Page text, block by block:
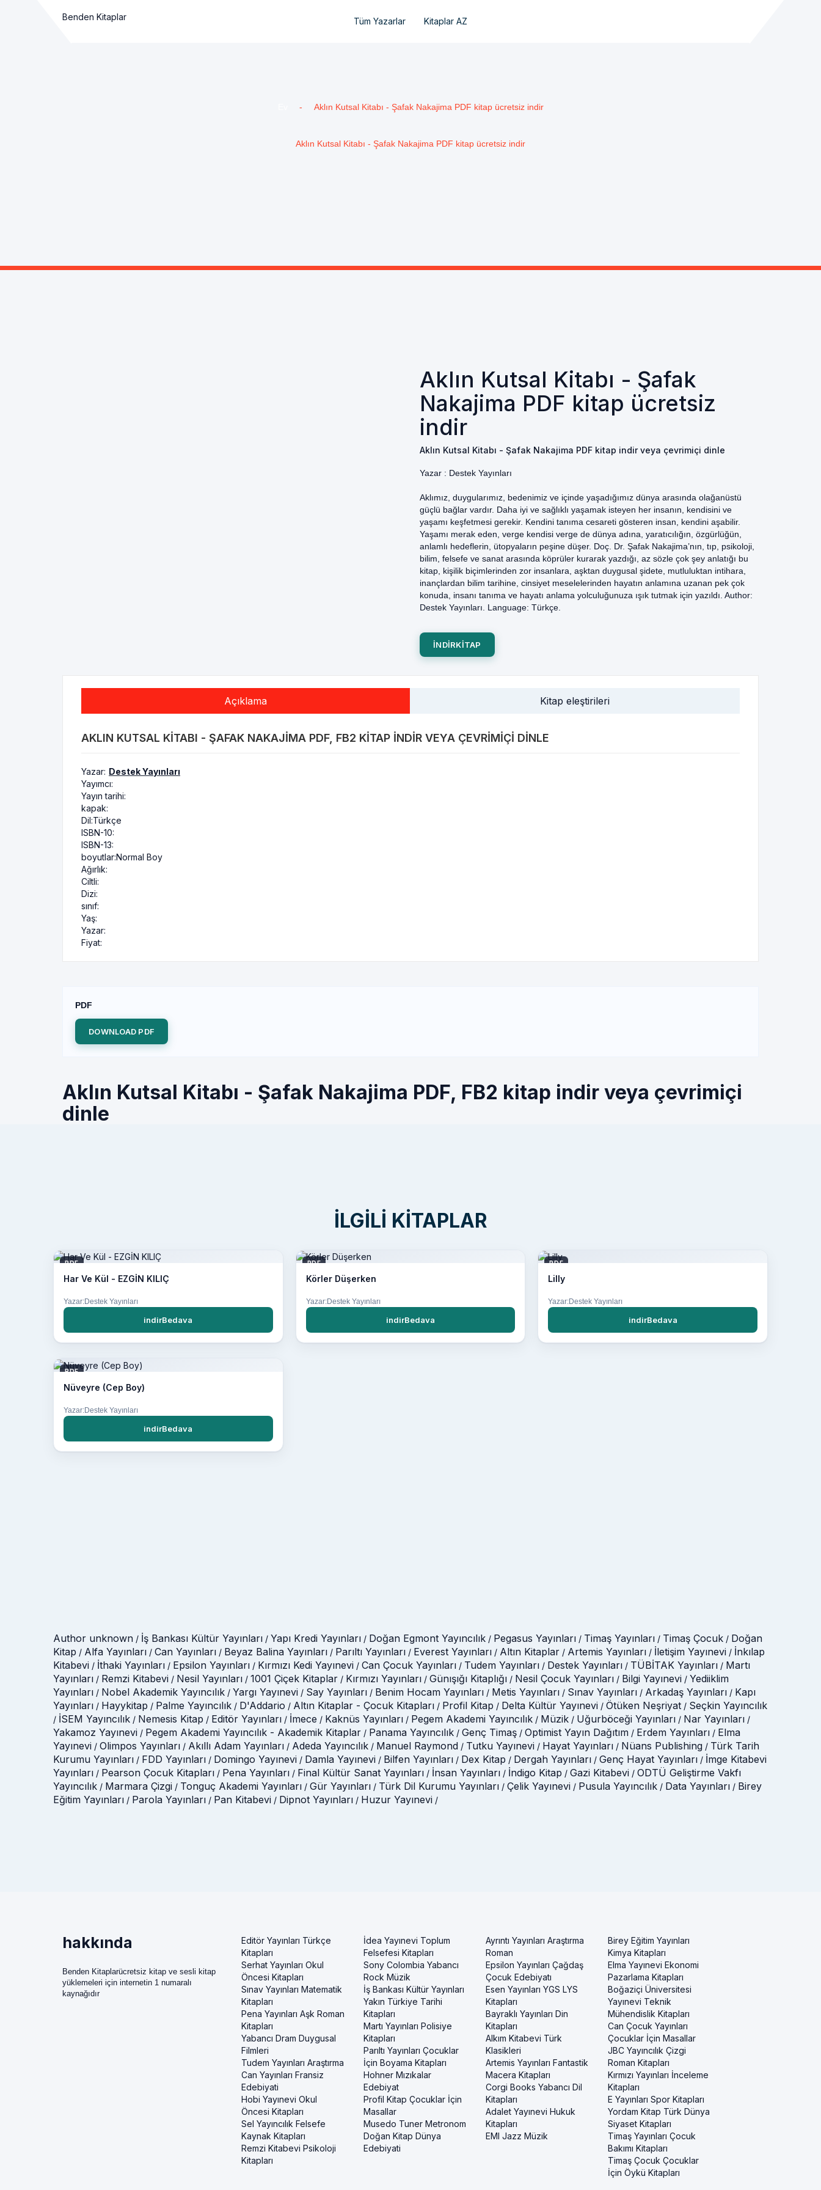
Benden Kitaplar Tüm Yazarlar Kitaplar AZ
- Aklın Kutsal Kitabı - Şafak Nakajima PDF kitap ücretsiz indir
Aklın Kutsal Kitabı - Şafak Nakajima PDF kitap ücretsiz indir
Aklın Kutsal Kitabı - Şafak
Nakajima PDF kitap ücretsiz
indir
Aklın Kutsal Kitabı - Şafak Nakajima PDF kitap indir veya çevrimiçi dinle
Yazar : Destek Yayınları
Aklımız, duygularımız, bedenimiz ve içinde yaşadığımız dünya arasında olağanüstü
güçlü bağlar vardır. Daha iyi ve sağlıklı yaşamak isteyen her insanın, kendisini ve
yaşamı keşfetmesi gerekir. Kendini tanıma cesareti gösteren insan, kendini aşabilir.
Yaşamı merak eden, verge kendisi verge de dünya adına, yaratıcılığın, özgürlüğün,
anlamlı hedeflerin, ütopyaların peşine düşer. Doç. Dr. Şafak Nakajima’nın, tıp, psikoloji,
bilim, felsefe ve sanat arasında köprüler kurarak yazdığı, az sözle çok şey anlatığı bu
kitap, kişilik biçimlerinden zor insanlara, aşktan duygusal şidete, mutluluktan intihara,
inançlardan bilim tarihine, cinsiyet meselelerinden hayatın anlamına uzanan pek çok
konuda, insanı tanıma ve hayatı anlama yolculuğunuza ışık tutmak için yazıldı. Author:
Destek Yayınları. Language: Türkçe.
INDIRKITAP
Açıklama Kitap eleştirileri
AKLIN KUTSAL KITABI - ŞAFAK NAKAJIMA PDF, FB2 KITAP INDIR VEYA ÇEVRIMIÇI DINLE
Yazar: Destek Yayınları
Yayımcı:
Yayın tarihi:
kapak:
Dil:Türkçe
ISBN-10:
ISBN-13:
boyutlar:Normal Boy
Ağırlık:
Ciltli:
Dizi:
sınıf:
Yaş:
Yazar:
Fiyat:
PDF
DOWNLOAD PDF
Aklın Kutsal Kitabı - Şafak Nakajima PDF, FB2 kitap indir veya çevrimiçi
dinle
İLGILI KITAPLAR
PDF
Har Ve Kül - EZGİN KILIÇ
Yazar:Destek Yayınları
indirBedava
PDF
Körler Düşerken
Yazar:Destek Yayınları
indirBedava
PDF
Lilly
Yazar:Destek Yayınları
indirBedava
PDF
Nüveyre (Cep Boy)
Yazar:Destek Yayınları
indirBedava
Author unknown / İş Bankası Kültür Yayınları / Yapı Kredi Yayınları / Doğan Egmont Yayıncılık / Pegasus Yayınları / Timaş Yayınları / Timaş Çocuk / Doğan
Kitap / Alfa Yayınları / Can Yayınları / Beyaz Balina Yayınları / Parıltı Yayınları / Everest Yayınları / Altın Kitaplar / Artemis Yayınları / İletişim Yayınevi / İnkılap
Kitabevi / İthaki Yayınları / Epsilon Yayınları / Kırmızı Kedi Yayınevi / Can Çocuk Yayınları / Tudem Yayınları / Destek Yayınları / TÜBİTAK Yayınları / Martı
Yayınları / Remzi Kitabevi / Nesil Yayınları / 1001 Çiçek Kitaplar / Kırmızı Yayınları / Günışığı Kitaplığı / Nesil Çocuk Yayınları / Bilgi Yayınevi / Yediiklim
Yayınları / Nobel Akademik Yayıncılık / Yargı Yayınevi / Say Yayınları / Benim Hocam Yayınları / Metis Yayınları / Sınav Yayınları / Arkadaş Yayınları / Kapı
Yayınları / Hayykitap / Palme Yayıncılık / D'Addario / Altın Kitaplar - Çocuk Kitapları / Profil Kitap / Delta Kültür Yayınevi / Ötüken Neşriyat / Seçkin Yayıncılık
/ İSEM Yayıncılık / Nemesis Kitap / Editör Yayınları / İmece / Kaknüs Yayınları / Pegem Akademi Yayıncılık / Müzik / Uğurböceği Yayınları / Nar Yayınları /
Yakamoz Yayınevi / Pegem Akademi Yayıncılık - Akademik Kitaplar / Panama Yayıncılık / Genç Timaş / Optimist Yayın Dağıtım / Erdem Yayınları / Elma
Yayınevi / Olimpos Yayınları / Akıllı Adam Yayınları / Adeda Yayıncılık / Manuel Raymond / Tutku Yayınevi / Hayat Yayınları / Nüans Publishing / Türk Tarih
Kurumu Yayınları / FDD Yayınları / Domingo Yayınevi / Damla Yayınevi / Bilfen Yayınları / Dex Kitap / Dergah Yayınları / Genç Hayat Yayınları / İmge Kitabevi
Yayınları / Pearson Çocuk Kitapları / Pena Yayınları / Final Kültür Sanat Yayınları / İnsan Yayınları / İndigo Kitap / Gazi Kitabevi / ODTÜ Geliştirme Vakfı
Yayıncılık / Marmara Çizgi / Tonguç Akademi Yayınları / Gür Yayınları / Türk Dil Kurumu Yayınları / Çelik Yayınevi / Pusula Yayıncılık / Data Yayınları / Birey
Eğitim Yayınları / Parola Yayınları / Pan Kitabevi / Dipnot Yayınları / Huzur Yayınevi /
hakkında
Benden Kitaplarücretsiz kitap ve sesli kitap
yüklemeleri için internetin 1 numaralı
kaynağıdır
Editör Yayınları Türkçe
Kitapları
Serhat Yayınları Okul
Öncesi Kitapları
Sınav Yayınları Matematik
Kitapları
Pena Yayınları Aşk Roman
Kitapları
Yabancı Dram Duygusal
Filmleri
Tudem Yayınları Araştırma
Can Yayınları Fransiz
Edebiyati
Hobi Yayınevi Okul
Öncesi Kitapları
Sel Yayıncılık Felsefe
Kaynak Kitapları
Remzi Kitabevi Psikoloji
Kitapları
İdea Yayınevi Toplum
Felsefesi Kitapları
Sony Colombia Yabancı
Rock Müzik
İş Bankası Kültür Yayınları
Yakın Türkiye Tarihi
Kitapları
Martı Yayınları Polisiye
Kitapları
Parıltı Yayınları Çocuklar
İçin Boyama Kitapları
Hohner Mızıkalar
Edebiyat
Profil Kitap Çocuklar İçin
Masallar
Musedo Tuner Metronom
Doğan Kitap Dünya
Edebiyati
Ayrıntı Yayınları Araştırma
Roman
Epsilon Yayınları Çağdaş
Çocuk Edebiyatı
Esen Yayınları YGS LYS
Kitapları
Bayraklı Yayınları Din
Kitapları
Alkım Kitabevi Türk
Klasikleri
Artemis Yayınları Fantastik
Macera Kitapları
Corgi Books Yabancı Dil
Kitapları
Adalet Yayınevi Hukuk
Kitapları
EMI Jazz Müzik
Birey Eğitim Yayınları
Kimya Kitapları
Elma Yayınevi Ekonomi
Pazarlama Kitapları
Boğaziçi Üniversitesi
Yayınevi Teknik
Mühendislik Kitapları
Can Çocuk Yayınları
Çocuklar İçin Masallar
JBC Yayıncılık Çizgi
Roman Kitapları
Kırmızı Yayınları İnceleme
Kitapları
E Yayınları Spor Kitapları
Yordam Kitap Türk Dünya
Siyaset Kitapları
Timaş Yayınları Çocuk
Bakımı Kitapları
Timaş Çocuk Çocuklar
İçin Öykü Kitapları